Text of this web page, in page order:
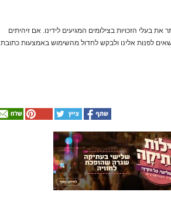
את בעלי הזכויות בצילומים המגיעים לידינו. אם זיהיתים
לפנות אלינו ולבקש לחדול מהשימוש באמצעות כתובת